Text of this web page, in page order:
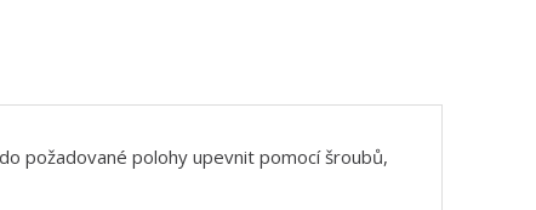
požadované polohy upevnit pomocí šroubů,